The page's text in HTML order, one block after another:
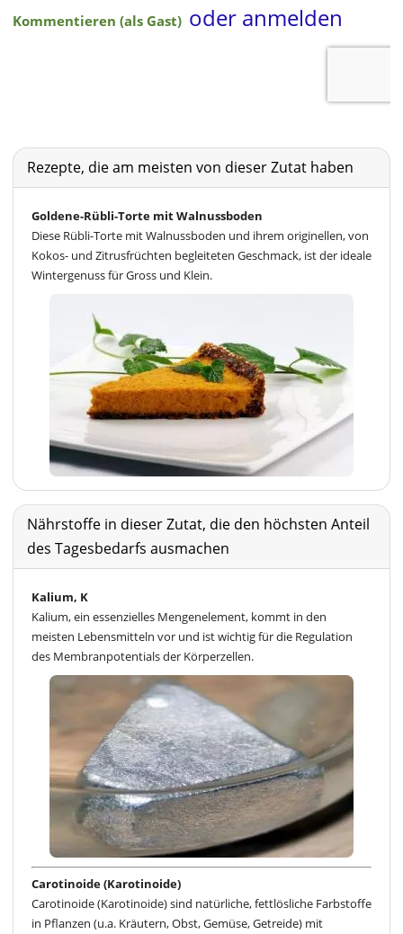
Rezepte, die am meisten von dieser Zutat haben
Goldene-Rübli-Torte mit Walnussboden
Diese Rübli-Torte mit Walnussboden und ihrem originellen, von
Kokos- und Zitrusfrüchten begleiteten Geschmack, ist der ideale
Wintergenuss für Gross und Klein.
Nährstoffe in dieser Zutat, die den höchsten Anteil
des Tagesbedarfs ausmachen
Kalium, K
Kalium, ein essenzielles Mengenelement, kommt in den
meisten Lebensmitteln vor und ist wichtig für die Regulation
des Membranpotentials der Körperzellen.
Carotinoide (Karotinoide)
Carotinoide (Karotinoide) sind natürliche, fettlösliche Farbstoffe
in Pflanzen (u.a. Kräutern, Obst, Gemüse, Getreide) mit